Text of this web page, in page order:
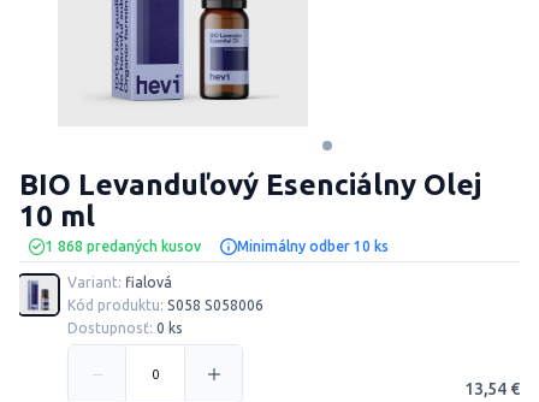
1 868 predaných kusov Minimálny odber 10 ks
BIO Levanduľový Esenciálny Olej
10 ml
Variant: fialová
Kód produktu: S058 S058006
Dostupnosť: 0 ks
13,54 €